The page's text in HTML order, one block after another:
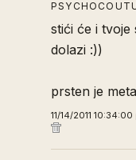
stići će i
dolazi :))
prsten je
11/14/2011 10:34:00